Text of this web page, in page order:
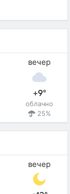
вечер
+9°
облачно
25%
вечер